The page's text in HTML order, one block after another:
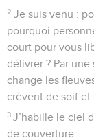
2 Je suis venu :
pourquoi
court pour vous
délivrer ? Par
change les
crèvent de soif et
3 J’habille le ciel
de couverture.